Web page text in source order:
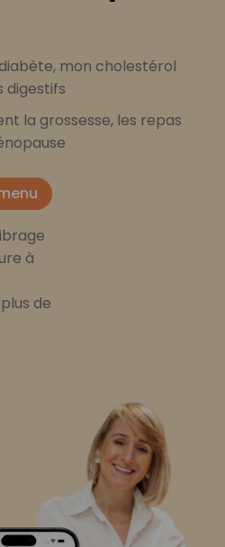
mon cholestérol
digestifs
la grossesse, les repas
à
de